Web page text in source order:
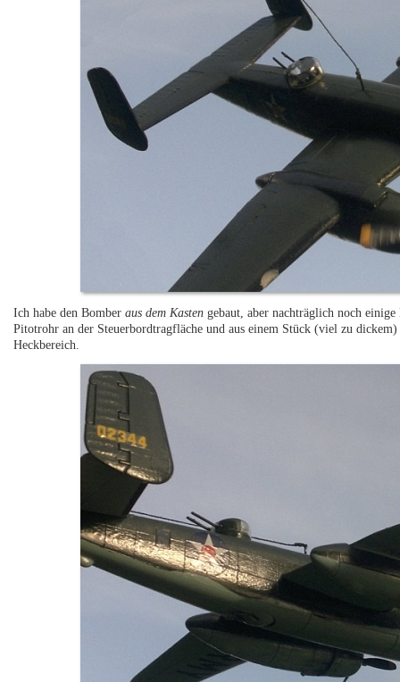
Ich habe den Bomberaus dem Kastengebaut, aber nachträglich noch
Pitotrohr an der Steuerbordtragfläche und aus einem Stück (viel zu
Heckbereich.